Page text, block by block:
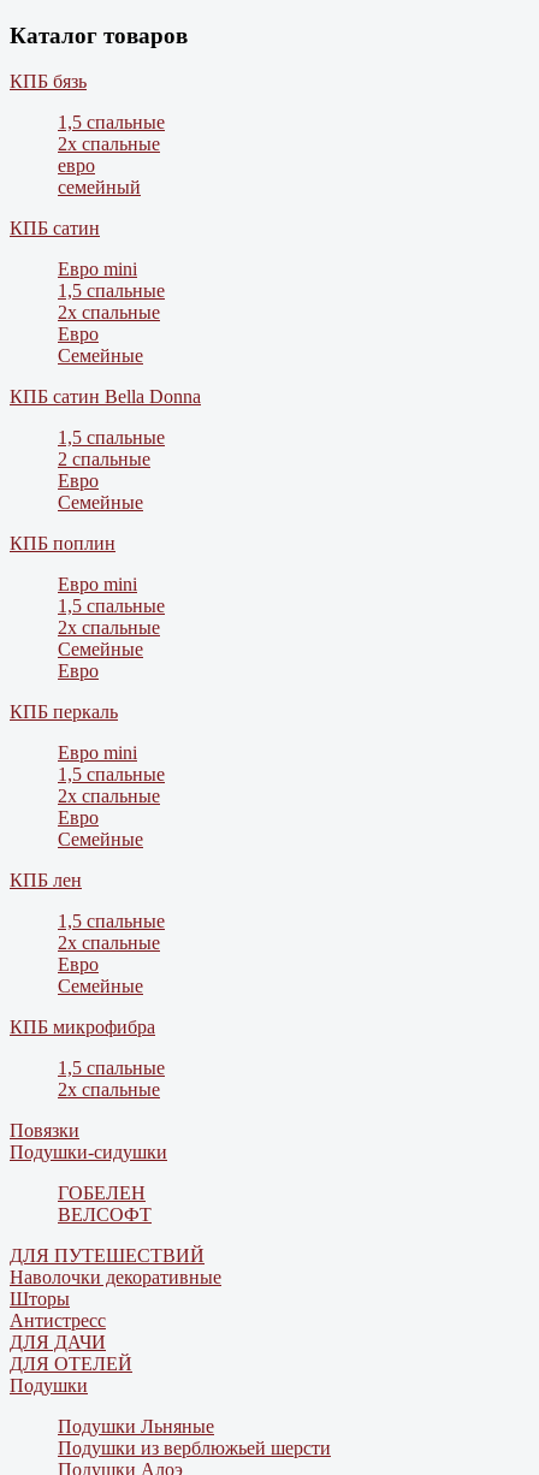
Каталог товаров
КПБ бязь
1,5 спальные
2х спальные
евро
семейный
КПБ сатин
Евро mini
1,5 спальные
2х спальные
Евро
Семейные
КПБ сатин Bella Donna
1,5 спальные
2 спальные
Евро
Семейные
КПБ поплин
Евро mini
1,5 спальные
2х спальные
Семейные
Евро
КПБ перкаль
Евро mini
1,5 спальные
2х спальные
Евро
Семейные
КПБ лен
1,5 спальные
2х спальные
Евро
Семейные
КПБ микрофибра
1,5 спальные
2х спальные
Повязки
Подушки-сидушки
ГОБЕЛЕН
ВЕЛСОФТ
ДЛЯ ПУТЕШЕСТВИЙ
Наволочки декоративные
Шторы
Антистресс
ДЛЯ ДАЧИ
ДЛЯ ОТЕЛЕЙ
Подушки
Подушки Льняные
Подушки из верблюжьей шерсти
Подушки Алоэ